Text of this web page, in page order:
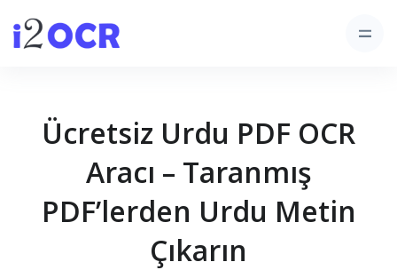
Ücretsiz Urdu PDF OCR
Aracı – Taranmış
PDF’lerden Urdu Metin
Çıkarın